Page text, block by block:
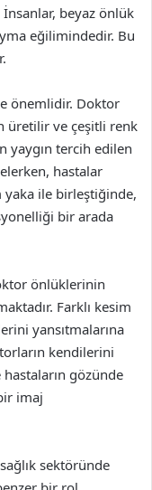
beyaz önlük
eğilimindedir. Bu
önemlidir. Doktor
üretilir ve çeşitli renk
yaygın tercih edilen
hastalar
yaka ile birleştiğinde,
bir arada
önlüklerinin
Farklı kesim
yansıtmalarına
kendilerini
gözünde
imaj
sektöründe